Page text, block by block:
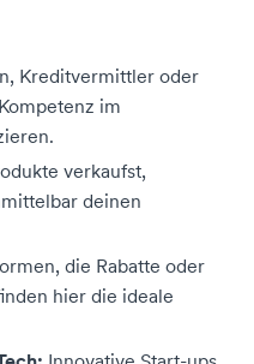
Kreditvermittler oder
im
verkaufst,
deinen
die Rabatte oder
hier die ideale